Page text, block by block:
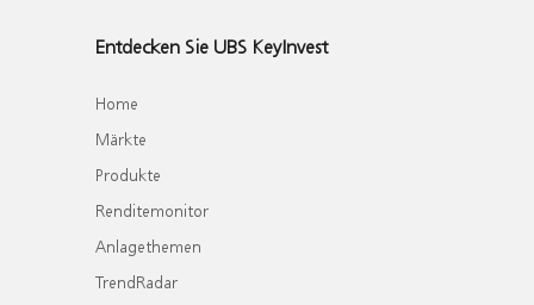
Entdecken Sie UBS KeyInvest
Home
Märkte
Produkte
Renditemonitor
Anlagethemen
TrendRadar